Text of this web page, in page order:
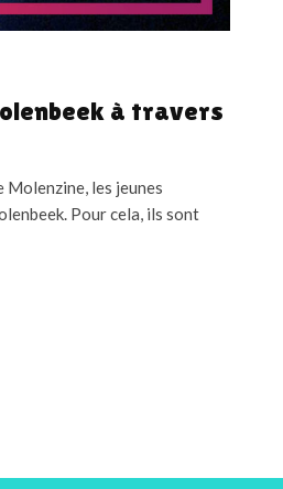
à travers
Molenzine, les jeunes
Pour cela, ils sont